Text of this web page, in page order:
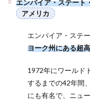
エンパイア・ステート
アメリカ
エンパイア・ステ
ヨーク州にある超
1972年にワールド
するまでの42年間
にも有名で、ニュ